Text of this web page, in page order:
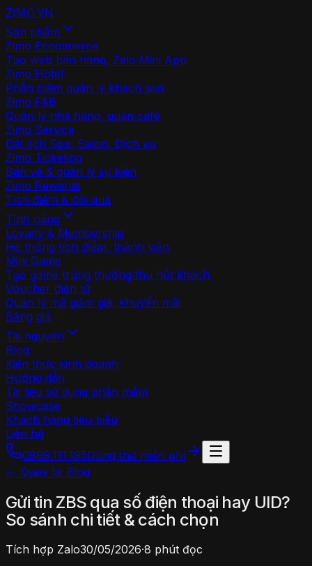
ZIMO.VN
Sản phẩm
Zimo Ecommerce
Tạo web bán hàng, Zalo Mini App
Zimo Hotel
Phần mềm quản lý khách sạn
Zimo F&B
Quản lý nhà hàng, quán café
Zimo Service
Đặt lịch Spa, Salon, Dịch vụ
Zimo Ticketing
Bán vé & quản lý sự kiện
Zimo Rewards
Tích điểm & đổi quà
Tính năng
Loyalty & Membership
Hệ thống tích điểm, thành viên
Mini Game
Tạo game trúng thưởng thu hút khách
Voucher điện tử
Quản lý mã giảm giá, khuyến mãi
Bảng giá
Tài nguyên
Blog
Kiến thức kinh doanh
Hướng dẫn
Tài liệu sử dụng phần mềm
Showcase
Khách hàng tiêu biểu
Liên hệ
0899.111.195Dùng thử miễn phí
← Quay lại Blog
Gửi tin ZBS qua số điện thoại hay UID?
So sánh chi tiết & cách chọn
Tích hợp Zalo30/05/2026·8 phút đọc